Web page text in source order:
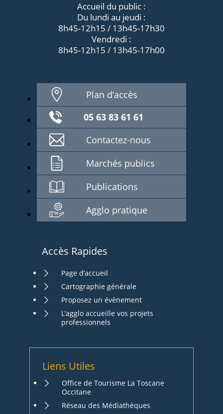
Accueil du public :
Du lundi au jeudi :
8h45-12h15 / 13h45-17h30
Vendredi :
8h45-12h15 / 13h45-17h00
Plan d’accès
05 63 83 61 61
Contactez-nous
Marchés publics
Publications
Agglo pratique
Accès Rapides
Page d’accueil
Cartographie générale
Proposez un évènement
L’agglo accueille vos projets
professionnels
Liens Utiles
Office de Tourisme La Toscane
Occitane
Réseau des Médiathèques